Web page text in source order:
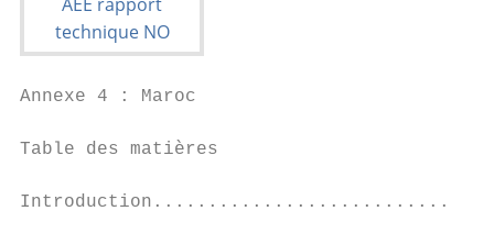
Annexe 4 : Maroc
Table des matières